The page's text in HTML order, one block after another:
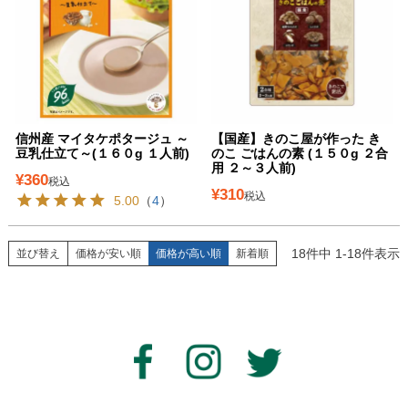
信州産 マイタケポタージュ ～
豆乳仕立て～(１６０g １人前)
¥360税込
5.00（4）
【国産】きのこ屋が作った き
のこ ごはんの素 (１５０g ２合
用 ２～３人前)
¥310税込
並び替え 価格が安い順 価格が高い順 新着順 18件中 1-18件表示